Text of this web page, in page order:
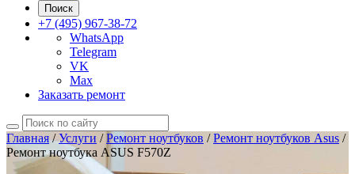
Поиск
+7 (495) 967-38-72
WhatsApp
Telegram
VK
Max
Заказать ремонт
Главная/Услуги /Ремонт ноутбуков /Ремонт ноутбуков Asus /
Ремонт ноутбука ASUS F570Z